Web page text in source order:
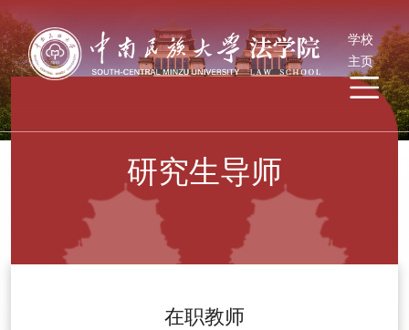
学校
主页
研究生导师
在职教师